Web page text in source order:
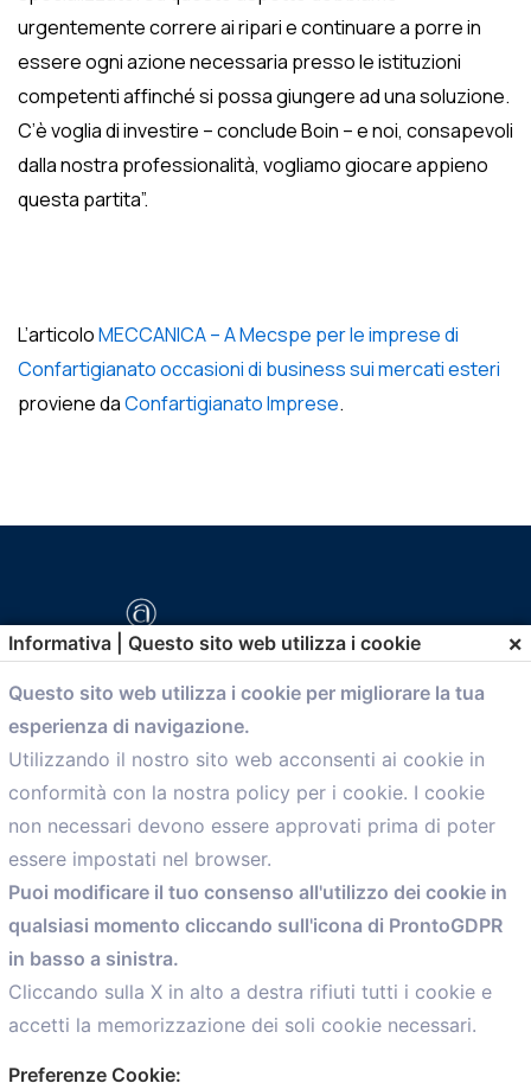
urgentemente correre ai ripari e continuare a porre in
essere ogni azione necessaria presso le istituzioni
competenti affinché si possa giungere ad una soluzione.
C’è voglia di investire – conclude Boin – e noi, consapevoli
dalla nostra professionalità, vogliamo giocare appieno
questa partita”.
L’articoloMECCANICA – A Mecspe per le imprese di
Confartigianato occasioni di business sui mercati esteri
proviene daConfartigianato Imprese.
comunicazione@confartigianato.bo.it
Menù
Home
Servizi
Convenzioni
Voce delle Nostre aziende
Informazioni Ex L. 124/2017
News
Informativa | Questo sito web utilizza i cookie ×
Questo sito web utilizza i cookie per migliorare la tua
esperienza di navigazione.
Utilizzando il nostro sito web acconsenti ai cookie in
conformità con la nostra policy per i cookie. I cookie
non necessari devono essere approvati prima di poter
essere impostati nel browser.
Puoi modificare il tuo consenso all'utilizzo dei cookie in
qualsiasi momento cliccando sull'icona di ProntoGDPR
in basso a sinistra.
Cliccando sulla X in alto a destra rifiuti tutti i cookie e
accetti la memorizzazione dei soli cookie necessari.
Preferenze Cookie: